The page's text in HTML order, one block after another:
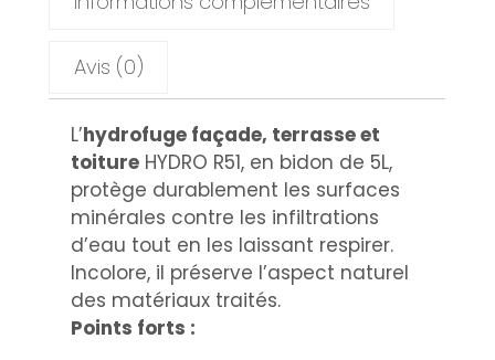
Avis (0)
L’hydrofuge façade, terrasse et
toiture HYDRO R51, en bidon de 5L,
protège durablement les surfaces
minérales contre les infiltrations
d’eau tout en les laissant respirer.
Incolore, il préserve l’aspect naturel
des matériaux traités.
Points forts :